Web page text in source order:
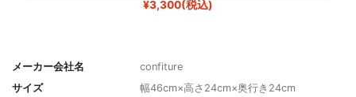
¥3,300(税込)
メーカー会社名
confiture
サイズ
幅46cm×高さ24cm×奥行き24cm